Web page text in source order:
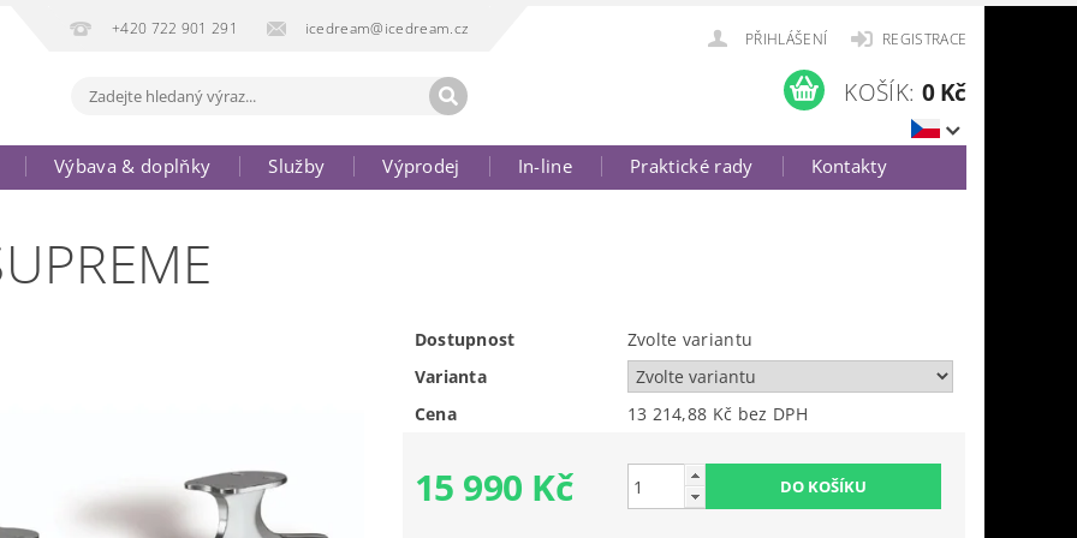
+420 722 901 291 icedream@icedream.cz
PŘIHLÁŠENÍ REGISTRACE
KOŠÍK: 0 Kč
Výbava & doplňky Služby Výprodej In-line Praktické rady
Kontakty
Dostupnost
Zvolte variantu
Varianta
Cena
13 214,88 Kč bez DPH
15 990 Kč